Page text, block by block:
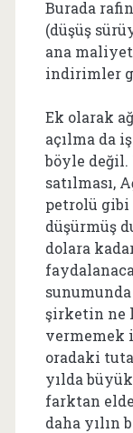
Burada
(düşüş
ana
indirimler
Ek olarak
açılma da
böyle
satılması,
petrolü gibi
düşürmüş
dolara
şirketin ne
vermemek
oradaki
yılda büyük
farktan
daha yılın